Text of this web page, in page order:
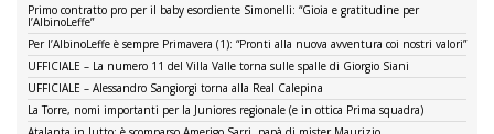
Primo contratto pro per il baby esordiente Simonelli: “Gioia e gratitudine per
l’AlbinoLeffe”
Per l’AlbinoLeffe è sempre Primavera (1): “Pronti alla nuova avventura coi nostri valori”
UFFICIALE – La numero 11 del Villa Valle torna sulle spalle di Giorgio Siani
UFFICIALE – Alessandro Sangiorgi torna alla Real Calepina
La Torre, nomi importanti per la Juniores regionale (e in ottica Prima squadra)